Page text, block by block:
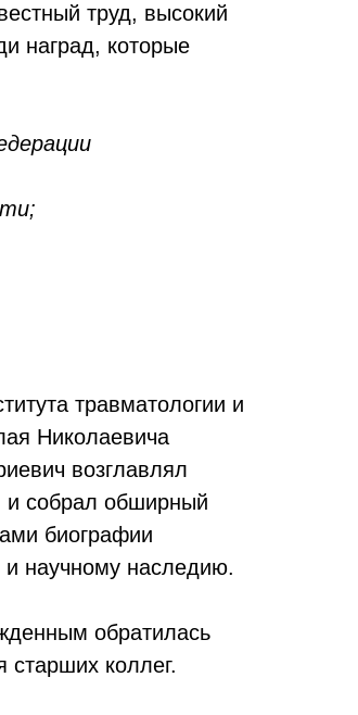
труд, высокий
наград, которые
травматологии и
Николаевича
возглавлял
и собрал обширный
биографии
и научному наследию.
обратилась
старших коллег.